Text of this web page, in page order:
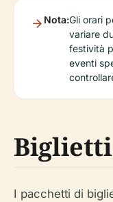
Nota:Gli orari
variare
festività
eventi
I pacchetti di